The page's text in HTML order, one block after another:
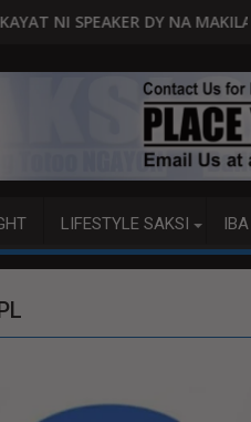
MAKILAHOK SA PAGBUO NG
LIFESTYLE SAKSI